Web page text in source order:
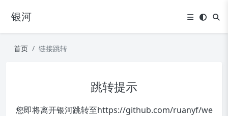
银河
首页 链接跳转
跳转提示
您即将离开银河跳转至https://github.com/ruanyf/we